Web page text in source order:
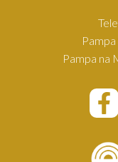
Pampa na